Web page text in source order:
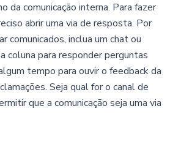
da comunicação interna. Para fazer
abrir uma via de resposta. Por
comunicados, inclua um chat ou
coluna para responder perguntas
tempo para ouvir o feedback da
Seja qual for o canal de
que a comunicação seja uma via